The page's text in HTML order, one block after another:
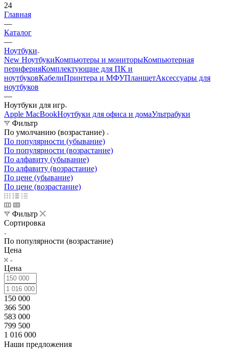
24
Главная
—
Каталог
—
Ноутбуки
New НоутбукиКомпьютеры и мониторыКомпьютерная
периферияКомплектующие для ПК и
ноутбуковКабелиПринтера и МФУПланшетАксессуары для
ноутбуков
—
Ноутбуки для игр
Apple MacBookНоутбуки для офиса и домаУльтрабуки
Фильтр
По умолчанию (возрастание)
По популярности (убывание)
По популярности (возрастание)
По алфавиту (убывание)
По алфавиту (возрастание)
По цене (убывание)
По цене (возрастание)
Фильтр
Сортировка
По популярности (возрастание)
Цена
Цена
150 000
366 500
583 000
799 500
1 016 000
Наши предложения